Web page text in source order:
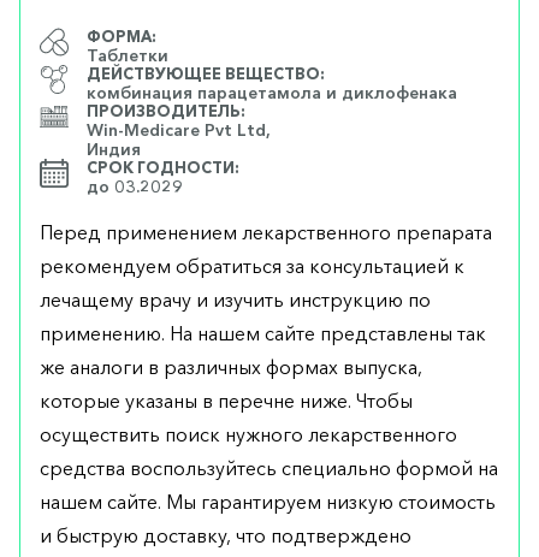
ФОРМА:
Таблетки
ДЕЙСТВУЮЩЕЕ ВЕЩЕСТВО:
комбинация парацетамола и диклофенака
ПРОИЗВОДИТЕЛЬ:
Win-Medicare Pvt Ltd,
Индия
СРОК ГОДНОСТИ:
до 03.2029
Перед применением лекарственного препарата
рекомендуем обратиться за консультацией к
лечащему врачу и изучить инструкцию по
применению. На нашем сайте представлены так
же аналоги в различных формах выпуска,
которые указаны в перечне ниже. Чтобы
осуществить поиск нужного лекарственного
средства воспользуйтесь специально формой на
нашем сайте. Мы гарантируем низкую стоимость
и быструю доставку, что подтверждено